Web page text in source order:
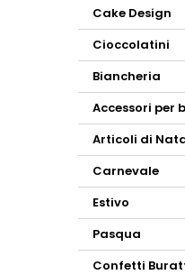
Cake Design
Cioccolatini
Biancheria
Accessori per
Articoli di
Carnevale
Estivo
Pasqua
Confetti